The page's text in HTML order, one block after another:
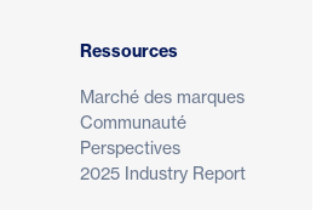
Ressources
Marché des marques
Communauté
Perspectives
2025 Industry Report